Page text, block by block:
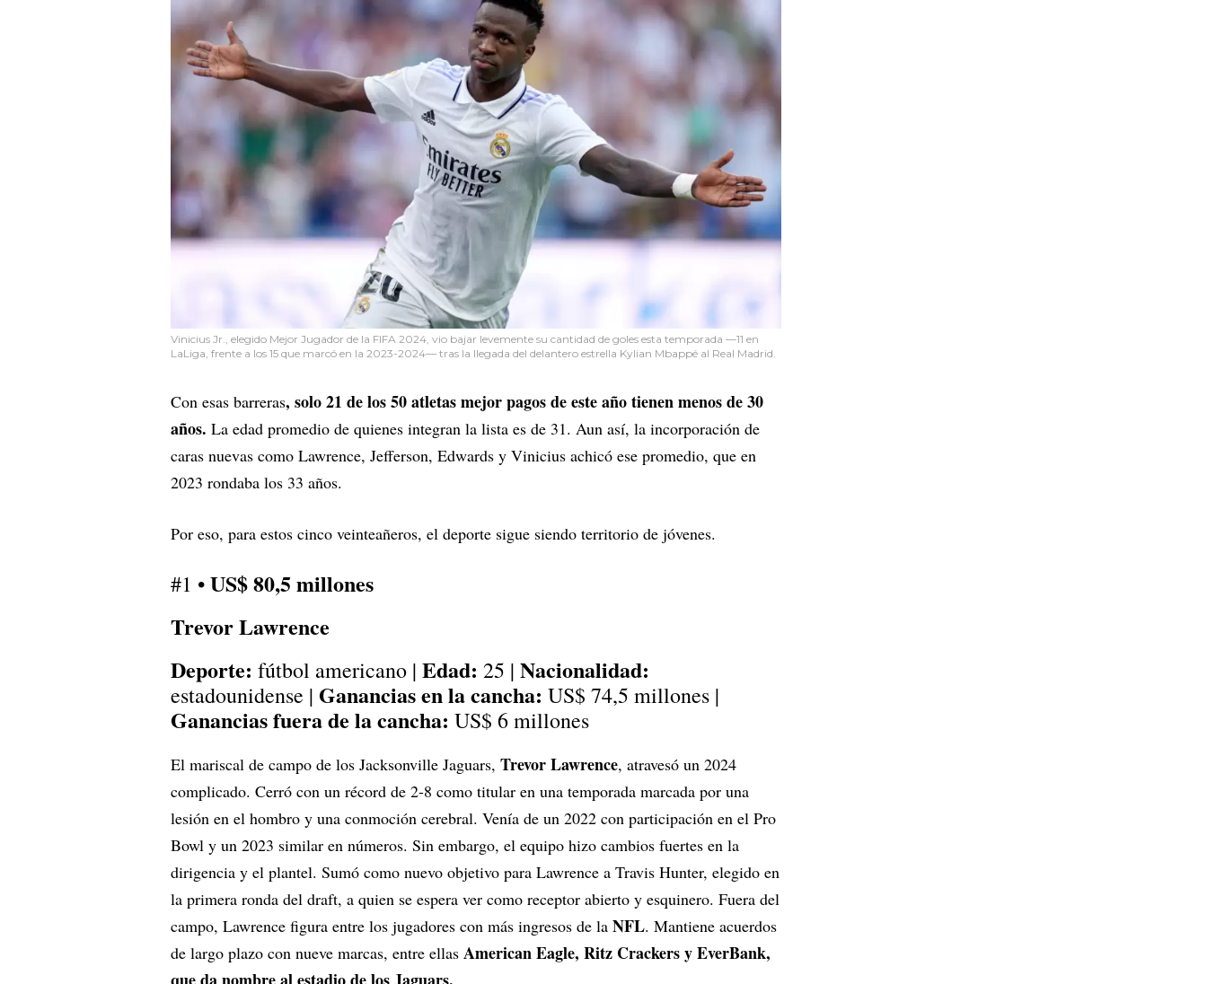
Vinicius Jr., elegido Mejor Jugador de la FIFA 2024, vio bajar levemente su cantidad de goles esta temporada —11 en
LaLiga, frente a los 15 que marcó en la 2023-2024— tras la llegada del delantero estrella Kylian Mbappé al Real Madrid.
Con esas barreras, solo 21 de los 50 atletas mejor pagos de este año tienen menos de 30
años. La edad promedio de quienes integran la lista es de 31. Aun así, la incorporación de
caras nuevas como Lawrence, Jefferson, Edwards y Vinicius achicó ese promedio, que en
2023 rondaba los 33 años.
Por eso, para estos cinco veinteañeros, el deporte sigue siendo territorio de jóvenes.
#1 •US$ 80,5 millones
Trevor Lawrence
Deporte: fútbol americano | Edad: 25 | Nacionalidad:
estadounidense | Ganancias en la cancha: US$ 74,5 millones |
Ganancias fuera de la cancha: US$ 6 millones
El mariscal de campo de los Jacksonville Jaguars, Trevor Lawrence, atravesó un 2024
complicado. Cerró con un récord de 2-8 como titular en una temporada marcada por una
lesión en el hombro y una conmoción cerebral. Venía de un 2022 con participación en el Pro
Bowl y un 2023 similar en números. Sin embargo, el equipo hizo cambios fuertes en la
dirigencia y el plantel. Sumó como nuevo objetivo para Lawrence a Travis Hunter, elegido en
la primera ronda del draft, a quien se espera ver como receptor abierto y esquinero. Fuera del
campo, Lawrence figura entre los jugadores con más ingresos de la NFL. Mantiene acuerdos
de largo plazo con nueve marcas, entre ellas American Eagle, Ritz Crackers y EverBank,